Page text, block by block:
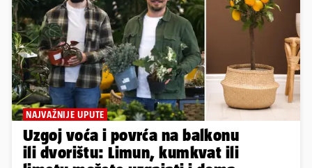
NAJVAŽNIJE UPUTE
Uzgoj voća i povrća na balkonu
ili dvorištu: Limun, kumkvat ili